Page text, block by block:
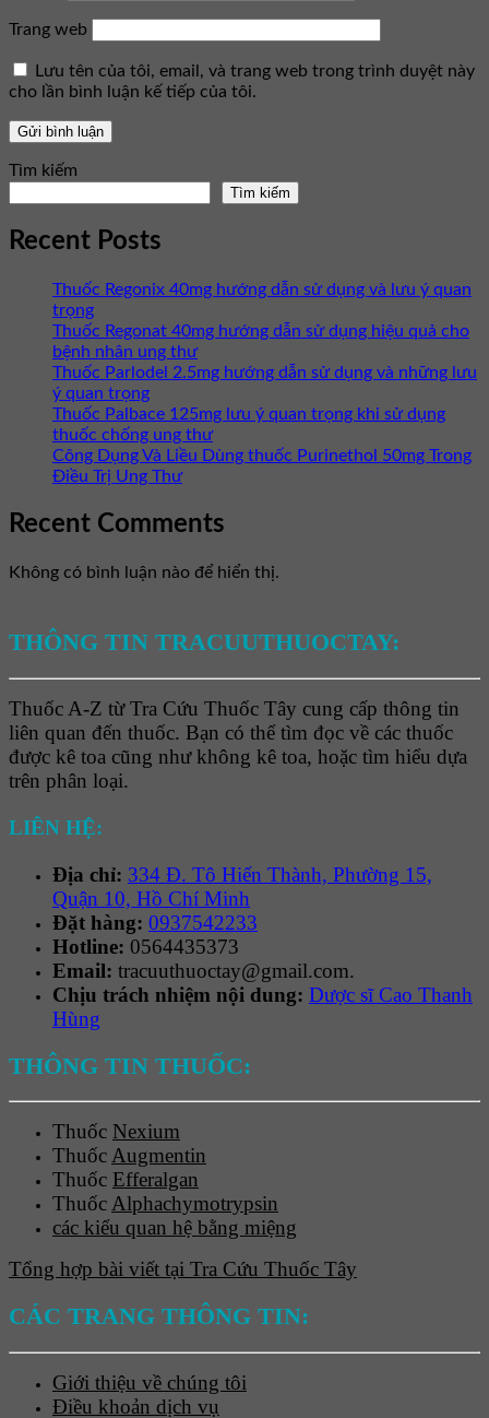
Trang web
Lưu tên của tôi, email, và trang web trong trình duyệt này
cho lần bình luận kế tiếp của tôi.
Tìm kiếm
Tìm kiếm
Recent Posts
Thuốc Regonix 40mg hướng dẫn sử dụng và lưu ý quan
trọng
Thuốc Regonat 40mg hướng dẫn sử dụng hiệu quả cho
bệnh nhân ung thư
Thuốc Parlodel 2.5mg hướng dẫn sử dụng và những lưu
ý quan trọng
Thuốc Palbace 125mg lưu ý quan trọng khi sử dụng
thuốc chống ung thư
Công Dụng Và Liều Dùng thuốc Purinethol 50mg Trong
Điều Trị Ung Thư
Recent Comments
Không có bình luận nào để hiển thị.
THÔNG TIN TRACUUTHUOCTAY:
Thuốc A-Z từ Tra Cứu Thuốc Tây cung cấp thông tin
liên quan đến thuốc. Bạn có thể tìm đọc về các thuốc
được kê toa cũng như không kê toa, hoặc tìm hiểu dựa
trên phân loại.
LIÊN HỆ:
Địa chỉ: 334 Đ. Tô Hiến Thành, Phường 15,
Quận 10, Hồ Chí Minh
Đặt hàng: 0937542233
Hotline: 0564435373
Email: tracuuthuoctay@gmail.com.
Chịu trách nhiệm nội dung: Dược sĩ Cao Thanh
Hùng
THÔNG TIN THUỐC:
Thuốc Nexium
ThuốcAugmentin
Thuốc Efferalgan
ThuốcAlphachymotrypsin
các kiểu quan hệ bằng miệng
Tổng hợp bài viết tại Tra Cứu Thuốc Tây
CÁC TRANG THÔNG TIN:
Giới thiệu về chúng tôi
Điều khoản dịch vụ